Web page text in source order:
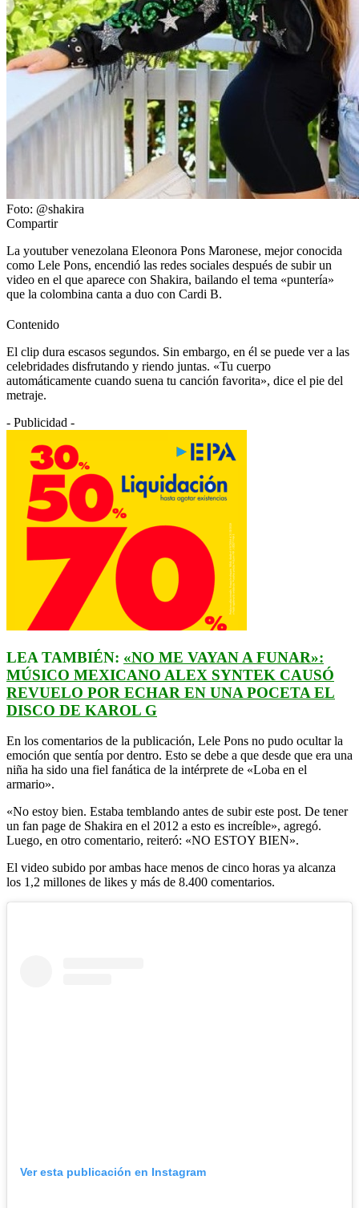
Foto: @shakira
Compartir
La youtuber venezolana Eleonora Pons Maronese, mejor conocida
como Lele Pons, encendió las redes sociales después de subir un
video en el que aparece con Shakira, bailando el tema «puntería»
que la colombina canta a duo con Cardi B.
Contenido
El clip dura escasos segundos. Sin embargo, en él se puede ver a las
celebridades disfrutando y riendo juntas. «Tu cuerpo
automáticamente cuando suena tu canción favorita», dice el pie del
metraje.
- Publicidad -
LEA TAMBIÉN: «NO ME VAYAN A FUNAR»:
MÚSICO MEXICANO ALEX SYNTEK CAUSÓ
REVUELO POR ECHAR EN UNA POCETA EL
DISCO DE KAROL G
En los comentarios de la publicación, Lele Pons no pudo ocultar la
emoción que sentía por dentro. Esto se debe a que desde que era una
niña ha sido una fiel fanática de la intérprete de «Loba en el
armario».
«No estoy bien. Estaba temblando antes de subir este post. De tener
un fan page de Shakira en el 2012 a esto es increíble», agregó.
Luego, en otro comentario, reiteró: «NO ESTOY BIEN».
El video subido por ambas hace menos de cinco horas ya alcanza
los 1,2 millones de likes y más de 8.400 comentarios.
Ver esta publicación en Instagram